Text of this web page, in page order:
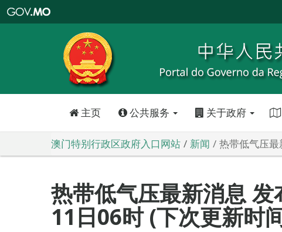
特
政
区
政
口
主页 公共服务 关于政府
澳门特别行政区政府入口网站 新闻 热带低气压
热带低气压最新消息
11日06时 (下次更新时